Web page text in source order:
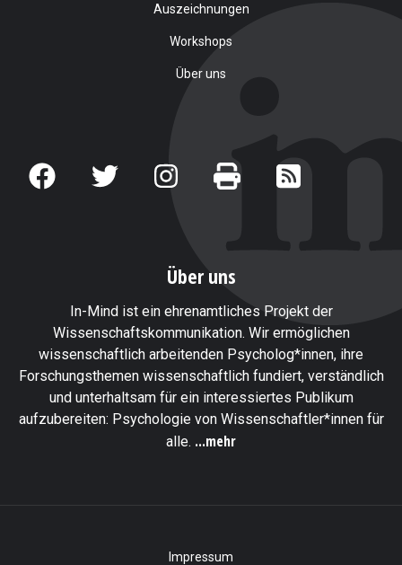
Auszeichnungen
Workshops
Über uns
Über uns
In-Mind ist ein ehrenamtliches Projekt der
Wissenschaftskommunikation. Wir ermöglichen
wissenschaftlich arbeitenden Psycholog*innen, ihre
Forschungsthemen wissenschaftlich fundiert, verständlich
und unterhaltsam für ein interessiertes Publikum
aufzubereiten: Psychologie von Wissenschaftler*innen für
alle. ...mehr
Impressum